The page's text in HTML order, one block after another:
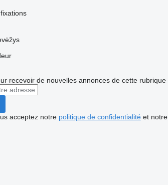
recevoir de nouvelles annonces de cette rubrique
acceptez notre politique de confidentialitéet notre